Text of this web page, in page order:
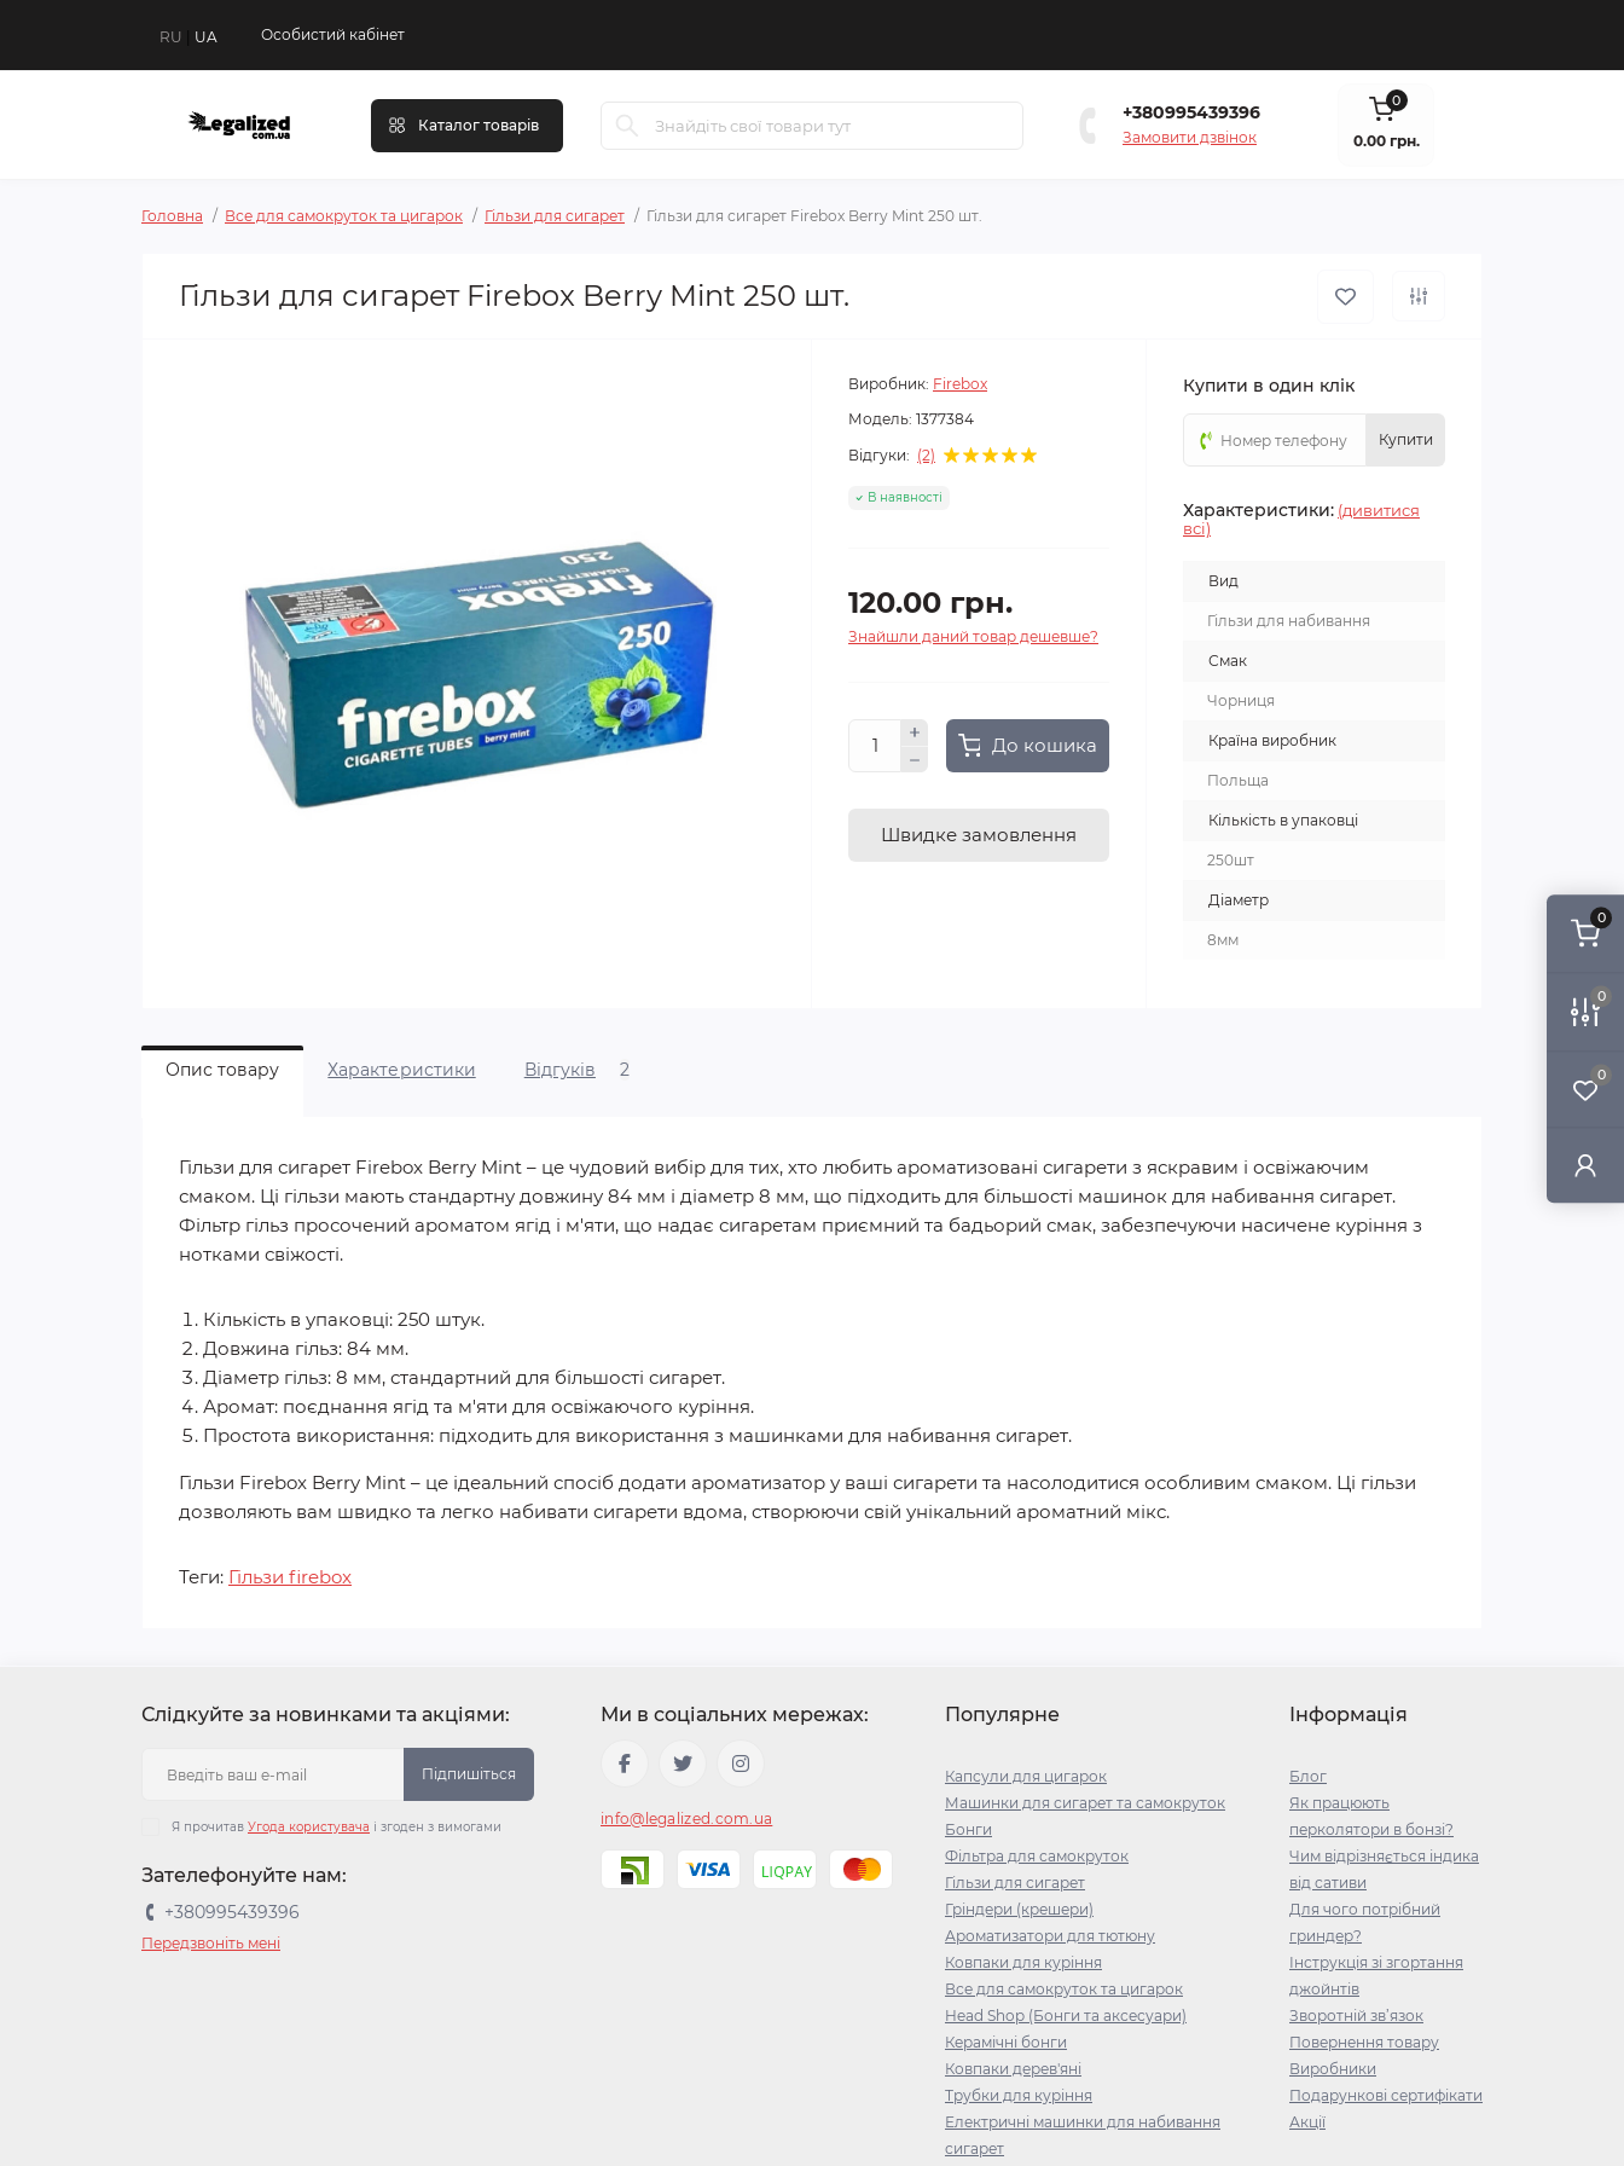
0
0
0
UA
RU Особистий кабінет
Каталог товарів
+380995439396
Замовити дзвінок
0
0.00 грн.
Головна Все для самокруток та цигарок Гільзи для сигарет Гільзи для сигарет Firebox Berry Mint 250 шт.
Гільзи для сигарет Firebox Berry Mint 250 шт.
Виробник: Firebox
Модель: 1377384
Відгуки: (2)
В наявності
120.00 грн.
Знайшли даний товар дешевше?
До кошика
Швидке замовлення
Купити в один клік
Купити
Характеристики: (дивитися
всі)
Вид
Гільзи для набивання
Смак
Чорниця
Країна виробник
Польща
Кількість в упаковці
250шт
Діаметр
8мм
Опис товару Характеристики Відгуків 2
Гільзи для сигарет Firebox Berry Mint – це чудовий вибір для тих, хто любить ароматизовані сигарети з яскравим і освіжаючим
смаком. Ці гільзи мають стандартну довжину 84 мм і діаметр 8 мм, що підходить для більшості машинок для набивання сигарет.
Фільтр гільз просочений ароматом ягід і м'яти, що надає сигаретам приємний та бадьорий смак, забезпечуючи насичене куріння з
нотками свіжості.
Кількість в упаковці: 250 штук.
Довжина гільз: 84 мм.
Діаметр гільз: 8 мм, стандартний для більшості сигарет.
Аромат: поєднання ягід та м'яти для освіжаючого куріння.
Простота використання: підходить для використання з машинками для набивання сигарет.
Гільзи Firebox Berry Mint – це ідеальний спосіб додати ароматизатор у ваші сигарети та насолодитися особливим смаком. Ці гільзи
дозволяють вам швидко та легко набивати сигарети вдома, створюючи свій унікальний ароматний мікс.
Теги: Гільзи firebox
Слідкуйте за новинками та акціями:
Підпишіться
Я прочитав Угода користувача і згоден з вимогами
Зателефонуйте нам:
+380995439396
Передзвоніть мені
Ми в соціальних мережах:
info@legalized.com.ua
Популярне
Капсули для цигарок
Машинки для сигарет та самокруток
Бонги
Фільтра для самокруток
Гільзи для сигарет
Гріндери (крешери)
Ароматизатори для тютюну
Ковпаки для куріння
Все для самокруток та цигарок
Head Shop (Бонги та аксесуари)
Керамічні бонги
Ковпаки дерев'яні
Трубки для куріння
Електричні машинки для набивання
сигарет
Інформація
Блог
Як працюють
перколятори в бонзі?
Чим відрізняється індика
від сативи
Для чого потрібний
гриндер?
Інструкція зі згортання
джойнтів
Зворотній зв’язок
Повернення товару
Виробники
Подарункові сертифікати
Акції